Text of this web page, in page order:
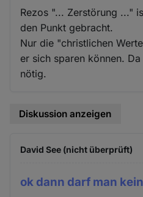
Rezos "... Zerstörung ..."
den Punkt gebracht.
Nur die "christlichen
er sich sparen können.
nötig.
Diskussion anzeigen
David See (nicht überprüft)
ok dann darf man